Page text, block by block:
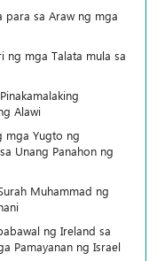
para sa Araw ng mga
ng mga Talata mula sa
Alawi
mga Yugto ng
Unang Panahon ng
Muhammad ng
ng Ireland sa
Pamayanan ng Israel